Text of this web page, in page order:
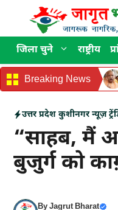
content
जिला चुने राष्ट्रीय
Breaking News
उत्तर प्रदेश कुशीनगर न्यूज़
“साहब, मैं
बुजुर्ग को
ByJagrut Bharat